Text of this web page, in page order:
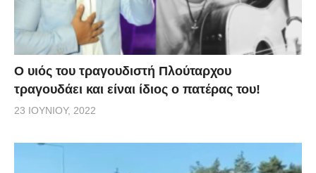
O υιός του τραγουδιστή Πλούταρχου
τραγουδάει και είναι ίδιος ο πατέρας του!
23 ΙΟΥΝΊΟΥ, 2022